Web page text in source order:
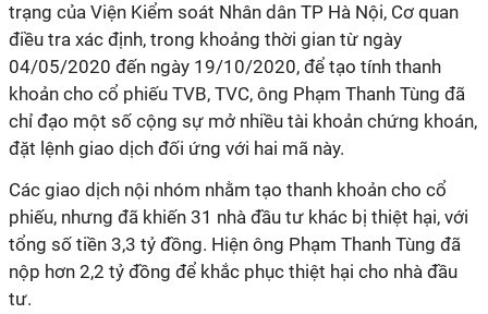
trạng của Viện Kiểm soát Nhân dân TP Hà Nội, Cơ quan
điều tra xác định, trong khoảng thời gian từ ngày
04/05/2020 đến ngày 19/10/2020, để tạo tính thanh
khoản cho cổ phiếu TVB, TVC, ông Phạm Thanh Tùng đã
chỉ đạo một số cộng sự mở nhiều tài khoản chứng khoán,
đặt lệnh giao dịch đối ứng với hai mã này.
Các giao dịch nội nhóm nhằm tạo thanh khoản cho cổ
phiếu, nhưng đã khiến 31 nhà đầu tư khác bị thiệt hại, với
tổng số tiền 3,3 tỷ đồng. Hiện ông Phạm Thanh Tùng đã
nộp hơn 2,2 tỷ đồng để khắc phục thiệt hại cho nhà đầu
tư.